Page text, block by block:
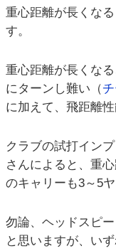
重心距離が長くな
す。
重心距離が長くな
にターンし難い（
に加えて、飛距離
クラブの試打イン
さんによると、重
のキャリーも3～5
勿論、ヘッドスピ
と思いますが、い